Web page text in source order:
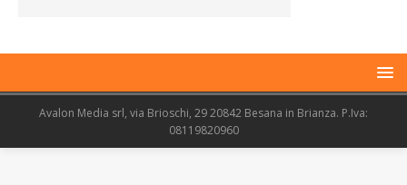
Avalon Media srl, via Brioschi, 29 20842 Besana in Brianza. P.Iva:
08119820960